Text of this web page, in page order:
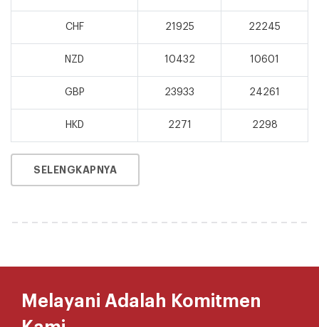
CHF 21925 22245
NZD 10432 10601
GBP 23933 24261
HKD 2271 2298
SELENGKAPNYA
Melayani Adalah Komitmen